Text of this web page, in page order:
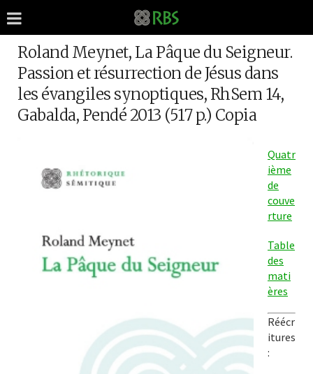
Roland Meynet, La Pâque du Seigneur.
Passion et résurrection de Jésus dans
les évangiles synoptiques, RhSem 14,
Gabalda, Pendé 2013 (517 p.) Copia
Quatr
ième
de
couve
rture
Table
des
mati
ères
Réécr
itures
: